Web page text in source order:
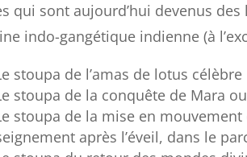
qui sont aujourd’hui devenus
indo-gangétique indienne (à
stoupa de l’amas de lotus
stoupa de la conquête de Mara
stoupa de la mise en
après l’éveil, dans le